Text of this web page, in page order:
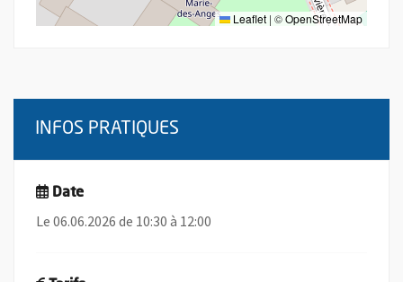
Leaflet | ©OpenStreetMap
INFOS PRATIQUES
Date
Le 06.06.2026 de 10:30 à 12:00